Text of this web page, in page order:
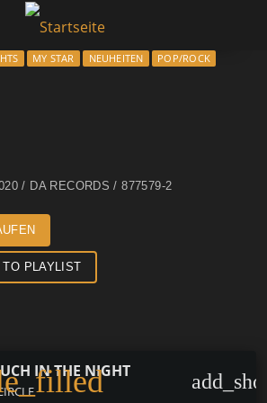
MY STAR NEUHEITEN
POP/ROCK
/ DA RECORDS / 877579-2
TO PLAYLIST
IN THE NIGHT